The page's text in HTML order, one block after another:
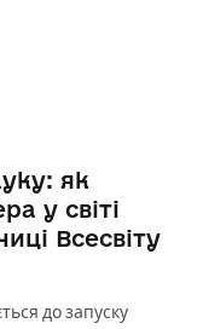
як
у світі
Всесвіту
до запуску